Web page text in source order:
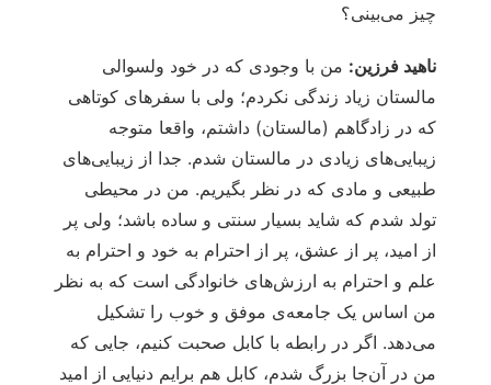
چیز می‌بینی؟
ناهید فرزین: من با وجودی که در خود ولسوالی
مالستان زیاد زندگی نکردم؛ ولی با سفرهای کوتاهی
که در زادگاهم (مالستان) داشتم، واقعا متوجه
زیبایی‌های زیادی در مالستان شدم. جدا از زیبایی‌های
طبیعی و مادی که در نظر بگیریم. من در محیطی
تولد شدم که شاید بسیار سنتی و ساده باشد؛ ولی پر
از امید، پر از عشق، پر از احترام به خود و احترام به
علم و احترام به ارزش‌های خانوادگی است که به نظر
من اساس یک جامعه‌ی موفق و خوب را تشکیل
می‌دهد. اگر در رابطه با کابل صحبت کنیم، جایی که
من در آن‌جا بزرگ شدم، کابل هم برایم دنیایی از امید